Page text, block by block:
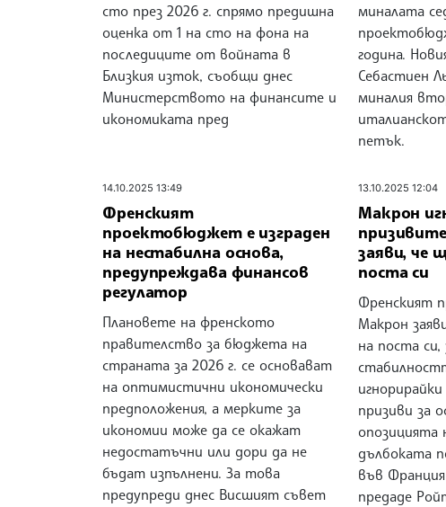
сто през 2026 г. спрямо предишна
оценка от 1 на сто на фона на
последиците от войната в
Близкия изток, съобщи днес
Министерството на финансите и
икономиката пред
миналата
година.
Себастиен
миналия
петък.
14.10.2025 13:49
Френският
проектобюджет е изграден
на нестабилна основа,
предупреждава финансов
регулатор
Плановете на френското
правителство за бюджета на
страната за 2026 г. се основават
на оптимистични икономически
предположения, а мерките за
икономии може да се окажат
недостатъчни или дори да не
бъдат изпълнени. За това
предупреди днес Висшият съвет
13.10.2025 12:04
Макрон
заяви, че
поста си
Френският
Макрон
на поста си,
призиви за
опозицията
дълбоката
във
предаде